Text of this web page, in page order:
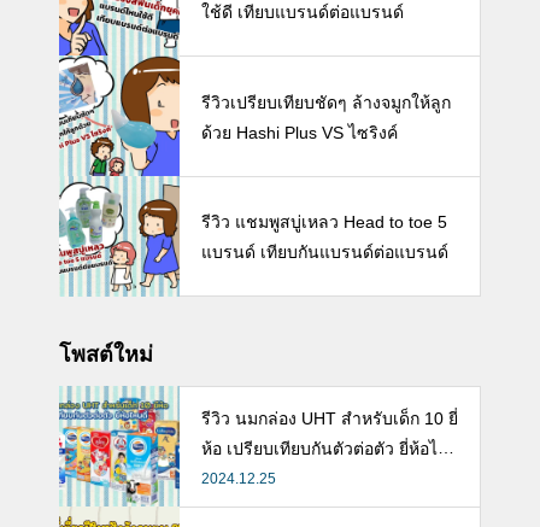
ใช้ดี เทียบแบรนด์ต่อแบรนด์
รีวิวเปรียบเทียบชัดๆ ล้างจมูกให้ลูก
ด้วย Hashi Plus VS ไซริงค์
รีวิว แชมพูสบู่เหลว Head to toe 5
แบรนด์ เทียบกันแบรนด์ต่อแบรนด์
โพสต์ใหม่
รีวิว นมกล่อง UHT สำหรับเด็ก 10 ยี่
ห้อ เปรียบเทียบกันตัวต่อตัว ยี่ห้อไห
นดี พร้อมแนะวิธีการเลือกนมกล่องใ
ห้ลูก
2024.12.25